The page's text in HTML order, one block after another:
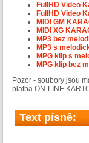
FullHD Video
FullHD Video
MIDI GM
MIDI XG
MP3 bez
MP3 s
MPG klip s
MPG klip bez
Pozor - soubory jsou
platba ON-LINE
Text písně: